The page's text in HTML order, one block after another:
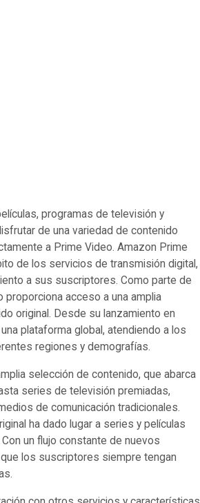
programas de televisión y
de una variedad de contenido
a Prime Video. Amazon Prime
de los servicios de transmisión digital,
a sus suscriptores. Como parte de
proporciona acceso a una amplia
original. Desde su lanzamiento en
plataforma global, atendiendo a los
regiones y demografías.
selección de contenido, que abarca
series de televisión premiadas,
de comunicación tradicionales.
ha dado lugar a series y películas
un flujo constante de nuevos
los suscriptores siempre tengan